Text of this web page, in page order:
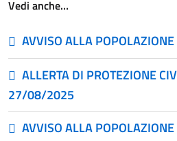
Vedi anche…
AVVISO ALLA POPOLAZIONE
ALLERTA DI PROTEZIONE
27/08/2025
AVVISO ALLA POPOLAZIONE